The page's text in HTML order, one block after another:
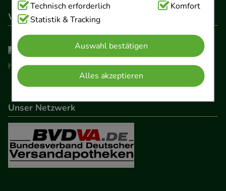
Technisch Notwendig:Hierbei handelt es sich um
Cookies, die für die Grundfunktionen unserer
Website notwendig sind (z.B. Navigation,
Warenkorb, Kundenkonto), weshalb auf diese nicht
verzichtet werden kann.
Komfort:Diese Cookies werden genutzt um das
Einkaufserlebnis noch ansprechender zu gestalten,
beispielsweise für die Wiedererkennung des
Besuchers oder unsere Seite an bevorzugte
Verhaltensweisen (z.B. Spracheinstellung)
anzupassen. Komfort-Cookies ermöglichen es uns
auch auf Ihre Bedürfnisse zugeschrittene Inhalte
Technisch erforderlich
Komfort
Statistik & Tracking
Auswahl bestätigen
Alles akzeptieren
Wir sind hier gelistet
Unser Netzwerk